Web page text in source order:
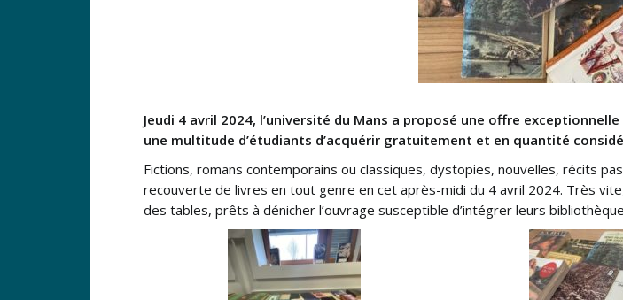
Jeudi 4 avril 2024, l’université du Mans a proposé une offre
une multitude d’étudiants d’acquérir gratuitement et en quantité
Fictions, romans contemporains ou classiques, dystopies, nouvelles, récits
recouverte de livres en tout genre en cet après-midi du 4 avril 2024. Très
des tables, prêts à dénicher l’ouvrage susceptible d’intégrer leurs